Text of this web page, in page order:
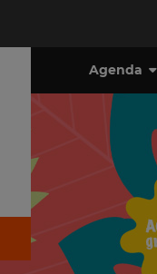
Agenda